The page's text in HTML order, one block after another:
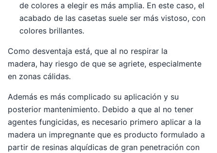
de colores a elegir es más amplia. En este caso, el
acabado de las casetas suele ser más vistoso, con
colores brillantes.
Como desventaja está, que al no respirar la
madera, hay riesgo de que se agriete, especialmente
en zonas cálidas.
Además es más complicado su aplicación y su
posterior mantenimiento. Debido a que al no tener
agentes fungicidas, es necesario primero aplicar a la
madera un impregnante que es producto formulado a
partir de resinas alquídicas de gran penetración con